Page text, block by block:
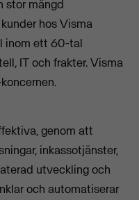
stor mängd
hos Visma
inom ett 60-tal
IT och frakter. Visma
genom att
inkassotjänster,
utveckling och
och automatiserar